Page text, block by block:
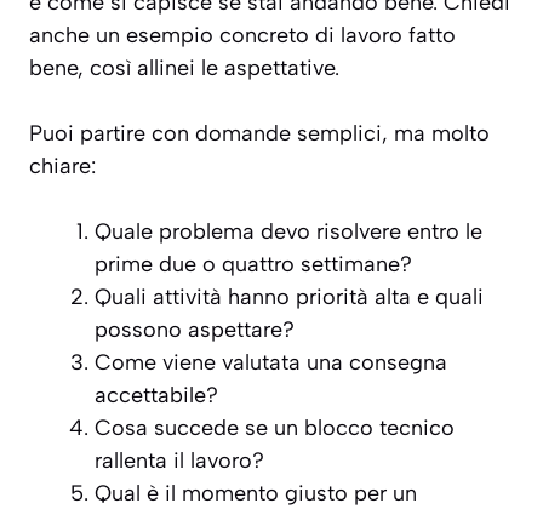
anche un esempio concreto di lavoro fatto
bene, così allinei le aspettative.
Puoi partire con domande semplici, ma molto
chiare:
Quale problema devo risolvere entro le
prime due o quattro settimane?
Quali attività hanno priorità alta e quali
possono aspettare?
Come viene valutata una consegna
accettabile?
Cosa succede se un blocco tecnico
rallenta il lavoro?
Qual è il momento giusto per un